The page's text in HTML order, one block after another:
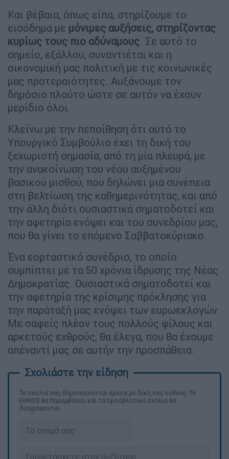
Και βέβαια, όπως είπα, στηρίζουμε το
εισόδημα με μόνιμες αυξήσεις, στηρίζοντας
κυρίως τους πιο αδύναμους. Σε αυτό το
σημείο, εξάλλου, συναντιέται και η
οικονομική μας πολιτική με τις κοινωνικές
μας προτεραιότητες. Αυξάνουμε τον
δημόσιο πλούτο ώστε σε αυτόν να έχουν
μερίδιο όλοι.
Κλείνω με την πεποίθηση ότι αυτό το
Υπουργικό Συμβούλιο έχει τη δική του
ξεχωριστή σημασία, από τη μία πλευρά, με
την ανακοίνωση του νέου αυξημένου
βασικού μισθού, που δηλώνει μια συνέπεια
στη βελτίωση της καθημερινότητας, και από
την άλλη διότι ουσιαστικά σηματοδοτεί και
την αφετηρία ενόψει και του συνεδρίου μας,
που θα γίνει το επόμενο Σαββατοκύριακο.
Ένα εορταστικό συνέδριο, το οποίο
συμπίπτει με τα 50 χρόνια ίδρυσης της Νέας
Δημοκρατίας. Ουσιαστικά σηματοδοτεί και
την αφετηρία της κρίσιμης πρόκλησης για
την παράταξή μας ενόψει των ευρωεκλογών.
Με σαφείς πλέον τους πολλούς φίλους και
αρκετούς εχθρούς, θα έλεγα, που θα έχουμε
απέναντί μας σε αυτήν την προσπάθεια.
Τα σχολιά σας δημοσιεύονται άμεσα με δική σας ευθύνη. Το
ΕΘΝΟΣ θα παρεμβαίνει και τα προσβλητικά σχόλια θα
διαγράφονται